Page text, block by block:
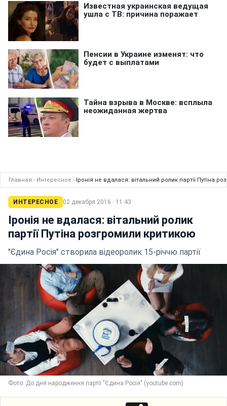
Главная › Интересное › Іронія не вдалася: вітальний ролик партії Путіна
ИНТЕРЕСНОЕ 02 декабря 2016 · 11:43
Іронія не вдалася: вітальний ролик
партії Путіна розгромили критикою
"Єдина Росія" створила відеоролик 15-річчю партії
Фото: До дня народження партії "Єдина Росія" (youtube.com)